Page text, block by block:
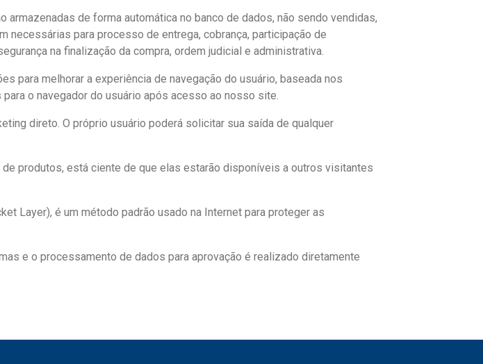
de forma automática no banco de dados, não sendo vendidas,
para processo de entrega, cobrança, participação de
na finalização da compra, ordem judicial e administrativa.
para melhorar a experiência de navegação do usuário, baseada nos
o navegador do usuário após acesso ao nosso site.
direto. O próprio usuário poderá solicitar sua saída de qualquer
produtos, está ciente de que elas estarão disponíveis a outros visitantes
Layer), é um método padrão usado na Internet para proteger as
e o processamento de dados para aprovação é realizado diretamente